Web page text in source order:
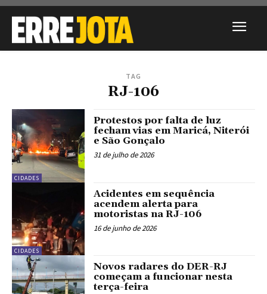
TAG
RJ-106
CIDADES
Protestos por falta de luz
fecham vias em Maricá, Niterói
e São Gonçalo
31 de julho de 2026
CIDADES
Acidentes em sequência
acendem alerta para
motoristas na RJ-106
16 de junho de 2026
Novos radares do DER-RJ
começam a funcionar nesta
terça-feira